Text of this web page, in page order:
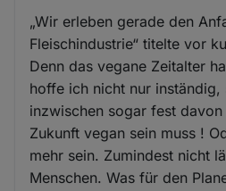
„Wir erleben gerade den
Fleischindustrie“ titelte vor
Denn das vegane Zeitalter
hoffe ich nicht nur
inzwischen sogar fest
Zukunft vegan sein muss !
mehr sein. Zumindest nicht
Menschen. Was für den